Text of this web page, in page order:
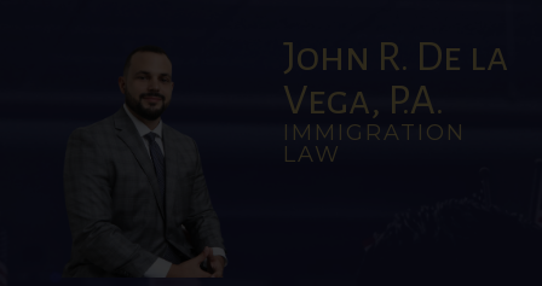
John R. De la
Vega, P.A.
IMMIGRATION
LAW